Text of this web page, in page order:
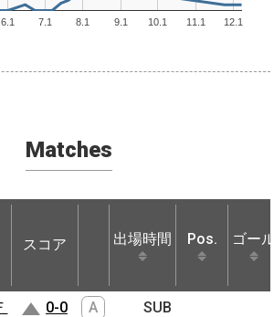
6.1 7.1 8.1 9.1 10.1 11.1 12.1
Matches
スコア 出場時間 Pos. ゴー
スコア 出場時間
0-0 A
SUB